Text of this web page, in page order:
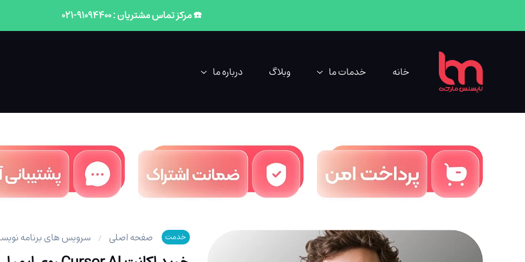
☎️ مرکز تماس مشتریان : 91094400-021
خانه خدمات ما وبلاگ درباره ما
خدمت صفحه اصلی سرویس های برنامه